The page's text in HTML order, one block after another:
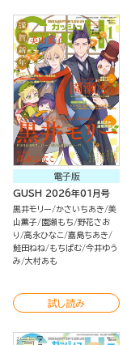
電子版
GUSH 2026年01月号
黒井モリー かさいちあき 美
山薫子 園瀬もち 野花さお
り
高永ひなこ 嘉島ちあき
鮭田ねね
もちぱむ 今井ゆう
み 大村あも
試し読み